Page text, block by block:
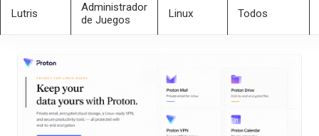
Lutris
Administrador
de Juegos
Linux Todos